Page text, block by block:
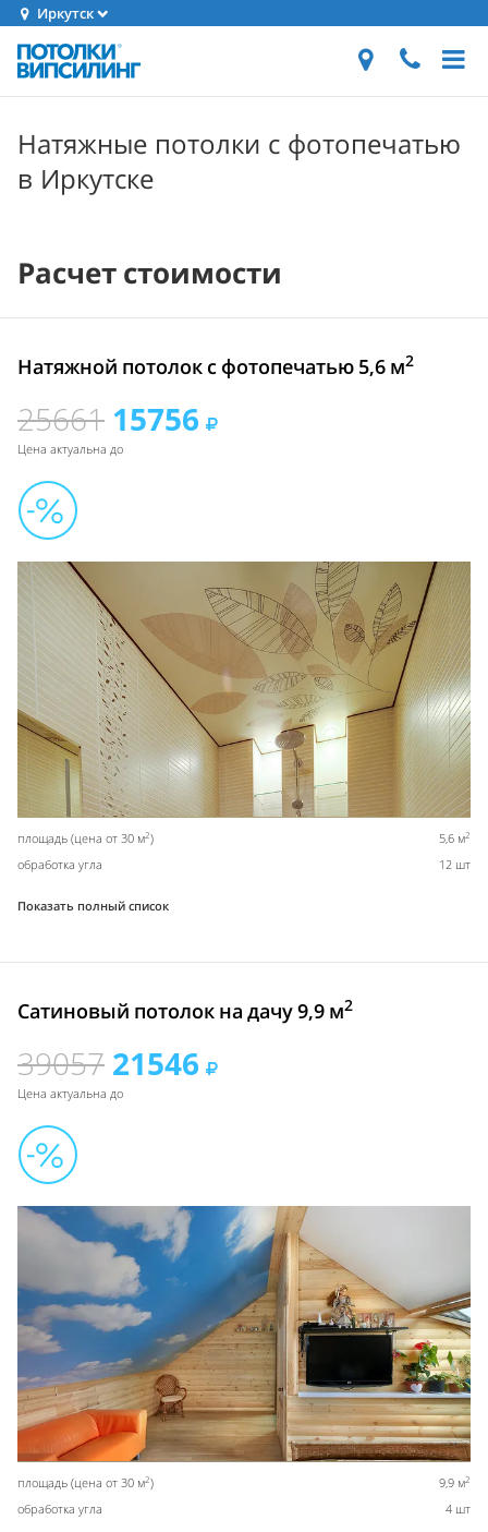
Иркутск
Натяжные потолки с фотопечатью
в Иркутске
Расчет стоимости
Натяжной потолок с фотопечатью 5,6 м2
25661 15756
Цена актуальна до
площадь (цена от 30 м2) 5,6 м2
обработка угла 12 шт
Показать полный список
Сатиновый потолок на дачу 9,9 м2
39057 21546
Цена актуальна до
площадь (цена от 30 м2) 9,9 м2
обработка угла 4 шт